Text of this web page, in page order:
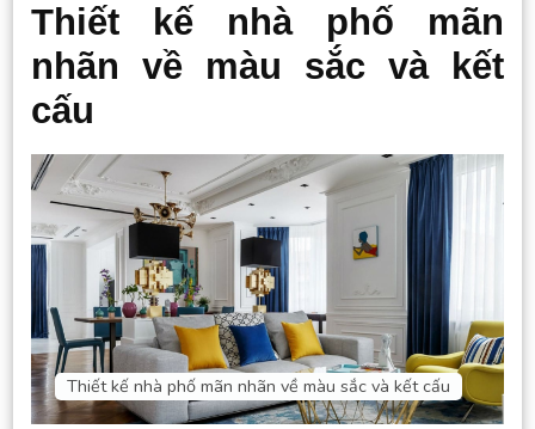
Thiết kế nhà phố mãn
nhãn về màu sắc và kết
cấu
Thiết kế nhà phố mãn nhãn về màu sắc và kết cấu